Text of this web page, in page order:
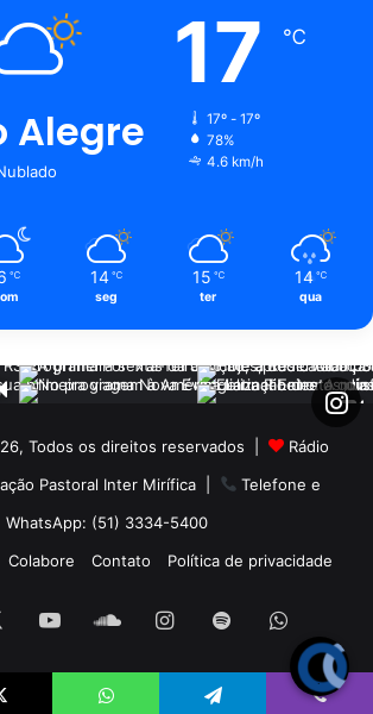
Alegre
17 ℃
17º - 17º
78%
4.6 km/h
℃ 14 ℃
seg
15 ℃
ter
14 ℃
qua
Todos os direitos reservados |
Rádio
Pastoral Inter Mirífica|
Telefone e
WhatsApp: (51) 3334-5400
Colabore Contato Política de privacidade
YouTubeSoundCloud
Instagram
Spotify